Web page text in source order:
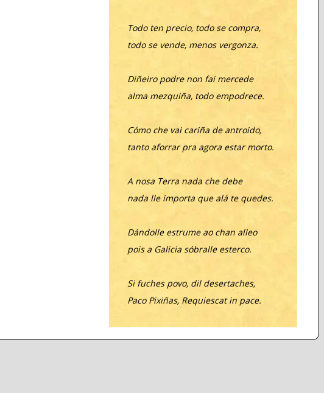
Todo ten precio, todo se compra,
todo se vende, menos vergonza.
Diñeiro podre non fai mercede
alma mezquiña, todo empodrece.
Cómo che vai cariña de antroido,
tanto aforrar pra agora estar morto.
A nosa Terra nada che debe
nada lle importa que alá te quedes.
Dándolle estrume ao chan alleo
pois a Galicia sóbralle esterco.
Si fuches povo, dil desertaches,
Paco Pixiñas, Requiescat in pace.